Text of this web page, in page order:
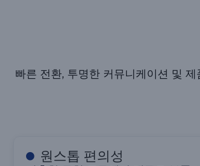
빠른 전환, 투명한 커뮤니케이션 및
원스톱 편의성